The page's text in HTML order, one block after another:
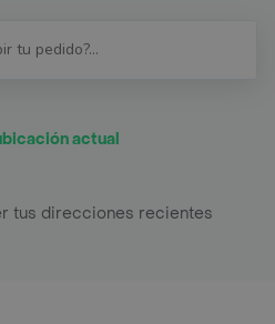
actual
tus direcciones recientes